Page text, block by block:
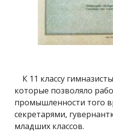
К 11 классу
которые позволяло
промышленности того
секретарями,
младших классов.